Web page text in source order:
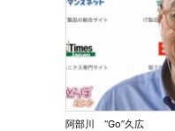
阿部川 “Go”久広